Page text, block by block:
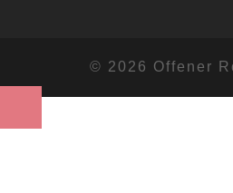
© 2026 Offener